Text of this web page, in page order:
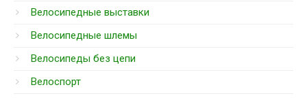
Велосипедные выставки
Велосипедные шлемы
Велосипеды без цепи
Велоспорт